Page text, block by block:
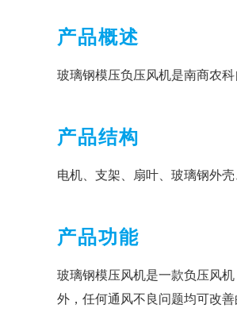
产品概述
玻璃钢模压负压风机是南商农
产品结构
电机、支架、扇叶、玻璃钢外
产品功能
玻璃钢模压风机是一款负压风
外，任何通风不良问题均可改善